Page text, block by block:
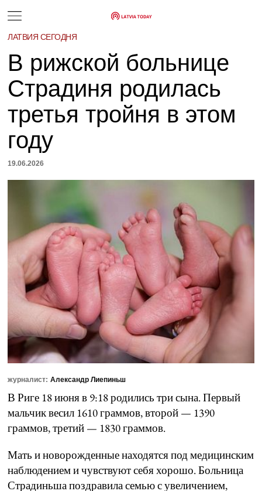
ЛАТВИЯ СЕГОДНЯ
В рижской больнице
Страдиня родилась
третья тройня в этом
году
19.06.2026
журналист: Александр Лиепиньш
В Риге 18 июня в 9:18 родились три сына. Первый
мальчик весил 1610 граммов, второй — 1390
граммов, третий — 1830 граммов.
Мать и новорожденные находятся под медицинским
наблюдением и чувствуют себя хорошо. Больница
Страдиньша поздравила семью с увеличением,